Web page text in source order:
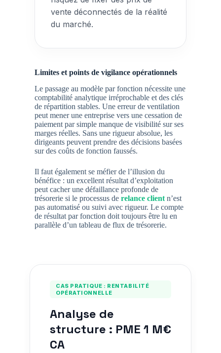
vente déconnectés de la réalité
du marché.
Limites et points de vigilance opérationnels
Le passage au modèle par fonction nécessite une
comptabilité analytique irréprochable et des clés
de répartition stables. Une erreur de ventilation
peut mener une entreprise vers une cessation de
paiement par simple manque de visibilité sur ses
marges réelles. Sans une rigueur absolue, les
dirigeants peuvent prendre des décisions basées
sur des coûts de fonction faussés.
Il faut également se méfier de l’illusion du
bénéfice : un excellent résultat d’exploitation
peut cacher une défaillance profonde de
trésorerie si le processus de relance client n’est
pas automatisé ou suivi avec rigueur. Le compte
de résultat par fonction doit toujours être lu en
parallèle d’un tableau de flux de trésorerie.
CAS PRATIQUE : RENTABILITÉ
OPÉRATIONNELLE
Analyse de
structure : PME 1 M€
CA